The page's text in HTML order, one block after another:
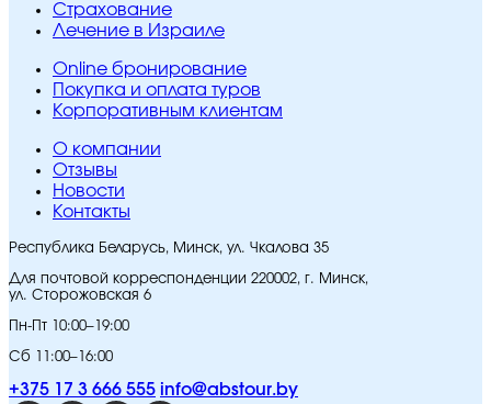
Страхование
Лечение в Израиле
Online бронирование
Покупка и оплата туров
Корпоративным клиентам
O компании
Отзывы
Новости
Контакты
Республика Беларусь, Минск, ул. Чкалова 35
Для почтовой корреспонденции 220002, г. Минск,
ул. Сторожовская 6
Пн-Пт 10:00–19:00
Сб 11:00–16:00
+375 17 3 666 555 info@abstour.by